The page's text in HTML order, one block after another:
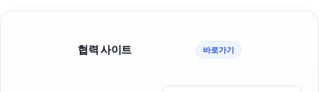
협력 사이트 바로가기